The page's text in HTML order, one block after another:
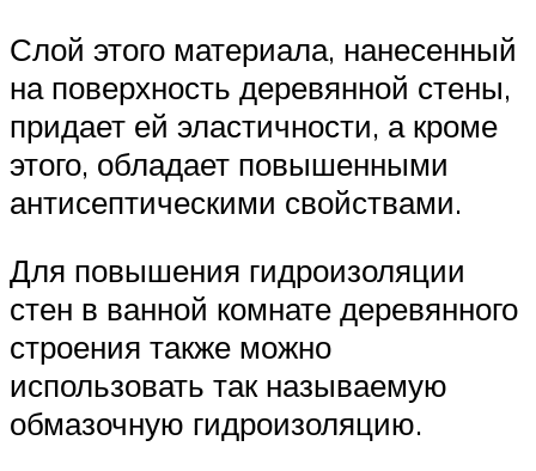
Слой этого материала, нанесенный
на поверхность деревянной стены,
придает ей эластичности, а кроме
этого, обладает повышенными
антисептическими свойствами.
Для повышения гидроизоляции
стен в ванной комнате деревянного
строения также можно
использовать так называемую
обмазочную гидроизоляцию.